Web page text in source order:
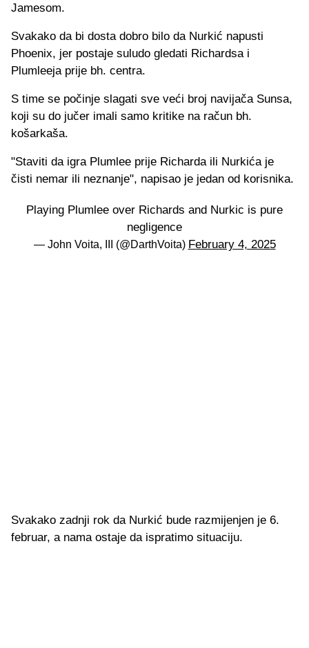
Jamesom.
Svakako da bi dosta dobro bilo da Nurkić napusti
Phoenix, jer postaje suludo gledati Richardsa i
Plumleeja prije bh. centra.
S time se počinje slagati sve veći broj navijača Sunsa,
koji su do jučer imali samo kritike na račun bh.
košarkaša.
"Staviti da igra Plumlee prije Richarda ili Nurkića je
čisti nemar ili neznanje", napisao je jedan od korisnika.
Playing Plumlee over Richards and Nurkic is pure
negligence
— John Voita, III (@DarthVoita) February 4, 2025
Svakako zadnji rok da Nurkić bude razmijenjen je 6.
februar, a nama ostaje da ispratimo situaciju.